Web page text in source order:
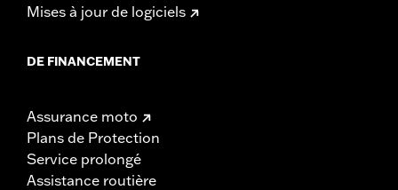
Mises à jour de logiciels
DE FINANCEMENT
Assurance moto
Plans de Protection
Service prolongé
Assistance routière